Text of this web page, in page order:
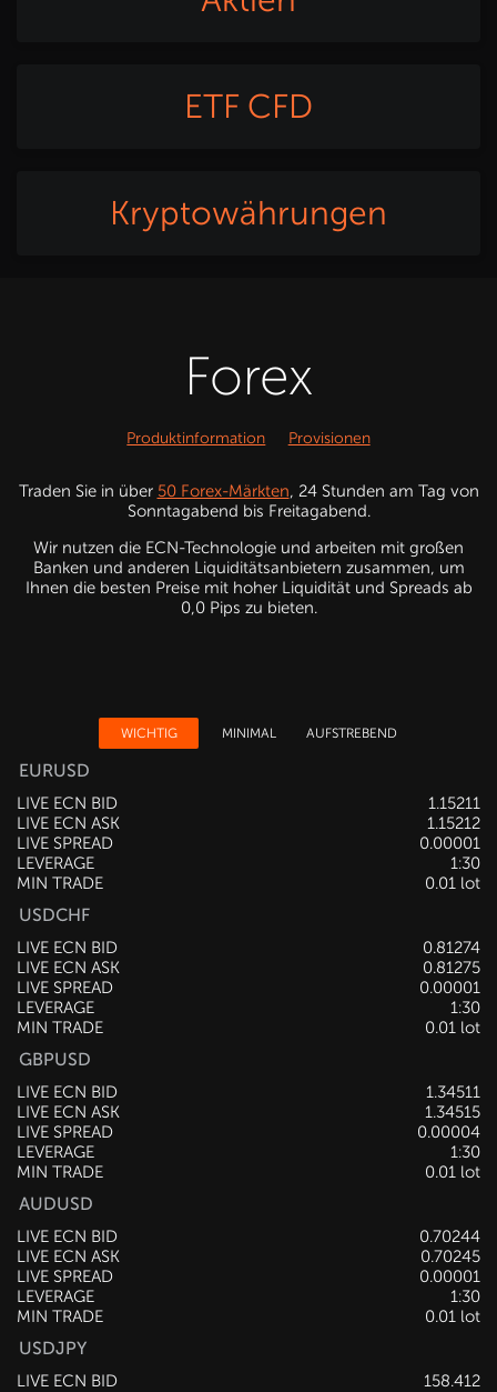
ETF CFD
Kryptowährungen
Forex
Produktinformation Provisionen
Traden Sie in über 50 Forex-Märkten, 24 Stunden am Tag von
Sonntagabend bis Freitagabend.
Wir nutzen die ECN-Technologie und arbeiten mit großen
Banken und anderen Liquiditätsanbietern zusammen, um
Ihnen die besten Preise mit hoher Liquidität und Spreads ab
0,0 Pips zu bieten.
WICHTIG MINIMAL AUFSTREBEND
EURUSD
LIVE ECN BID
1.15212
LIVE ECN ASK
1.15213
LIVE SPREAD
0.00001
LEVERAGE
1:30
MIN TRADE
0.01 lot
USDCHF
LIVE ECN BID
0.81274
LIVE ECN ASK
0.81275
LIVE SPREAD
0.00001
LEVERAGE
1:30
MIN TRADE
0.01 lot
GBPUSD
LIVE ECN BID
1.34515
LIVE ECN ASK
1.34518
LIVE SPREAD
0.00003
LEVERAGE
1:30
MIN TRADE
0.01 lot
AUDUSD
LIVE ECN BID
0.70245
LIVE ECN ASK
0.70246
LIVE SPREAD
0.00001
LEVERAGE
1:30
MIN TRADE
0.01 lot
USDJPY
LIVE ECN BID
158.406